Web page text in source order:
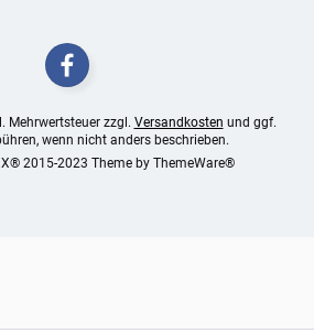
Mehrwertsteuer zzgl. Versandkosten und ggf.
wenn nicht anders beschrieben.
2015-2023 Theme by ThemeWare®